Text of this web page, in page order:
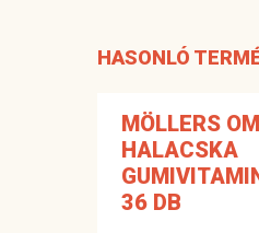
HASONLÓ
MÖLLERS
HALACSKA
36 DB